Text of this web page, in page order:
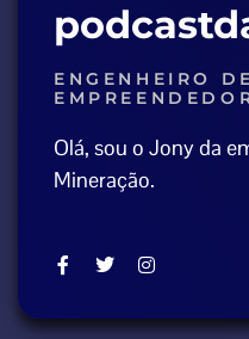
ENGENHEIRO
Olá, sou o Jony da
Mineração.